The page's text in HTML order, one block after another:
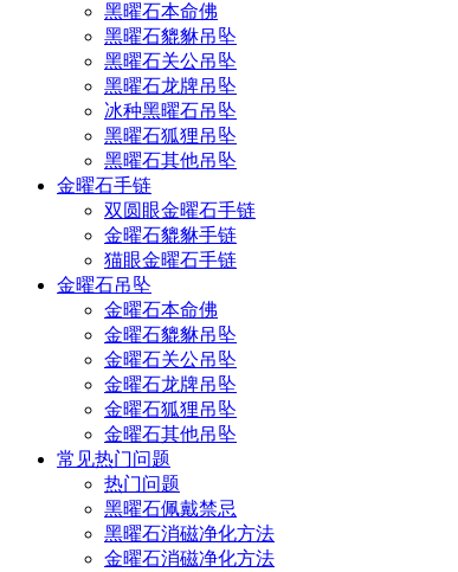
黑曜石本命佛
黑曜石貔貅吊坠
黑曜石关公吊坠
黑曜石龙牌吊坠
冰种黑曜石吊坠
黑曜石狐狸吊坠
黑曜石其他吊坠
金曜石手链
双圆眼金曜石手链
金曜石貔貅手链
猫眼金曜石手链
金曜石吊坠
金曜石本命佛
金曜石貔貅吊坠
金曜石关公吊坠
金曜石龙牌吊坠
金曜石狐狸吊坠
金曜石其他吊坠
常见热门问题
热门问题
黑曜石佩戴禁忌
黑曜石消磁净化方法
金曜石消磁净化方法